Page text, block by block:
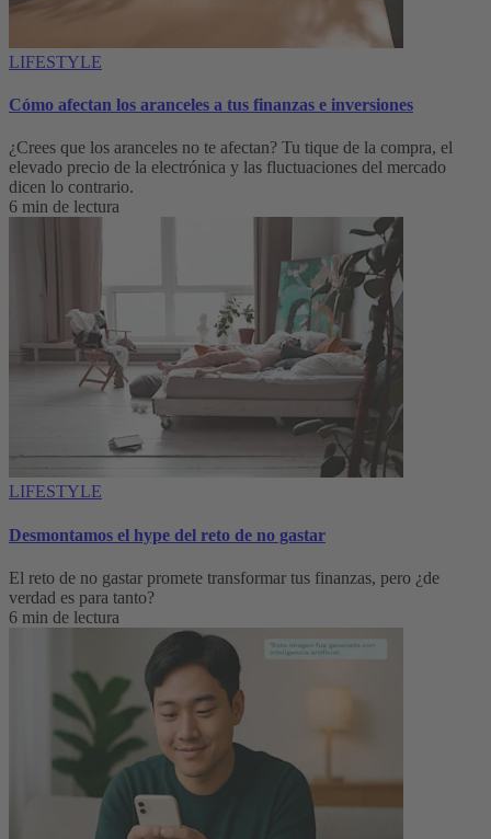
LIFESTYLE
Cómo afectan los aranceles a tus finanzas e inversiones
¿Crees que los aranceles no te afectan? Tu tique de la compra, el
elevado precio de la electrónica y las fluctuaciones del mercado
dicen lo contrario.
6 min de lectura
LIFESTYLE
Desmontamos el hype del reto de no gastar
El reto de no gastar promete transformar tus finanzas, pero ¿de
verdad es para tanto?
6 min de lectura